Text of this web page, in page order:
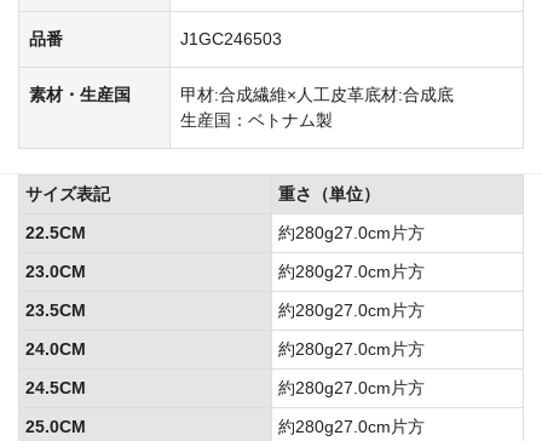
品番 J1GC246503
素材・生産国 甲材:合成繊維×人工皮革底材:合成底
生産国：ベトナム製
サイズ表記
重さ（単位）
22.5CM
約280g27.0cm片方
23.0CM
約280g27.0cm片方
23.5CM
約280g27.0cm片方
24.0CM
約280g27.0cm片方
24.5CM
約280g27.0cm片方
25.0CM
約280g27.0cm片方